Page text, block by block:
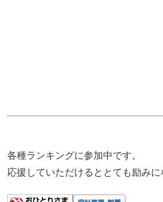
各種ランキングに参加中です。
応援していただけるととても励みに